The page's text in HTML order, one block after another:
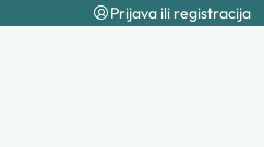
Prijava ili registracija